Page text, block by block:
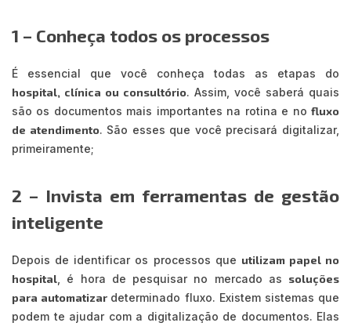
1 – Conheça todos os processos
É essencial que você conheça todas as etapas do
hospital, clínica ou consultório. Assim, você saberá quais
são os documentos mais importantes na rotina e no fluxo
de atendimento. São esses que você precisará digitalizar,
primeiramente;
2 – Invista em ferramentas de gestão
inteligente
Depois de identificar os processos que utilizam papel no
hospital , é hora de pesquisar no mercado as soluções
para automatizar determinado fluxo. Existem sistemas que
podem te ajudar com a digitalização de documentos. Elas